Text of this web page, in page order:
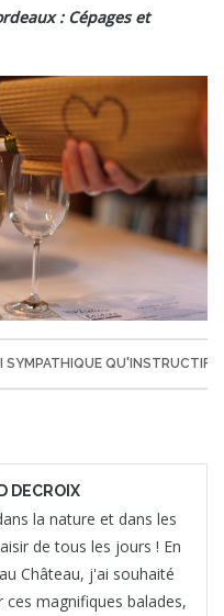
: Cépages et
QU'INSTRUCTIF!
DECROIX
la nature et dans les
de tous les jours ! En
Château, j'ai souhaité
magnifiques balades,